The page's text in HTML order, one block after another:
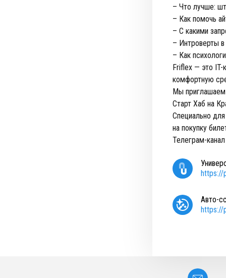
– Что лучше:
– Как помочь
– С какими
– Интроверты
– Как
Friflex — это IT-
комфортную
Мы приглашаем
Старт Хаб на
Специально
на покупку
Телеграм-
https://
Авто-
https://